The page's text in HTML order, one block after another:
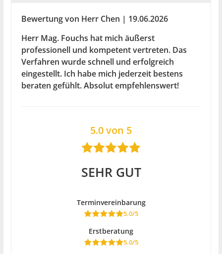
Bewertung von Herr Chen | 19.06.2026
Herr Mag. Fouchs hat mich äußerst
professionell und kompetent vertreten. Das
Verfahren wurde schnell und erfolgreich
eingestellt. Ich habe mich jederzeit bestens
beraten gefühlt. Absolut empfehlenswert!
5.0 von 5
SEHR GUT
Terminvereinbarung
5.0/5
Erstberatung
5.0/5